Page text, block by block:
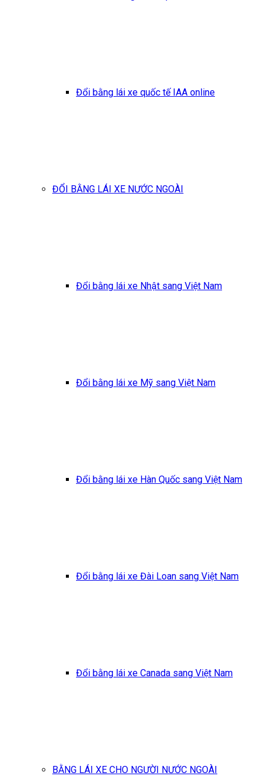
Đổi bằng lái xe quốc tế IAA online
ĐỔI BẰNG LÁI XE NƯỚC NGOÀI
Đổi bằng lái xe Nhật sang Việt Nam
Đổi bằng lái xe Mỹ sang Việt Nam
Đổi bằng lái xe Hàn Quốc sang Việt Nam
Đổi bằng lái xe Đài Loan sang Việt Nam
Đổi bằng lái xe Canada sang Việt Nam
BẰNG LÁI XE CHO NGƯỜI NƯỚC NGOÀI